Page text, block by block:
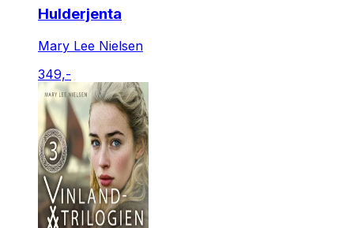
Hulderjenta
Mary Lee Nielsen
349,-